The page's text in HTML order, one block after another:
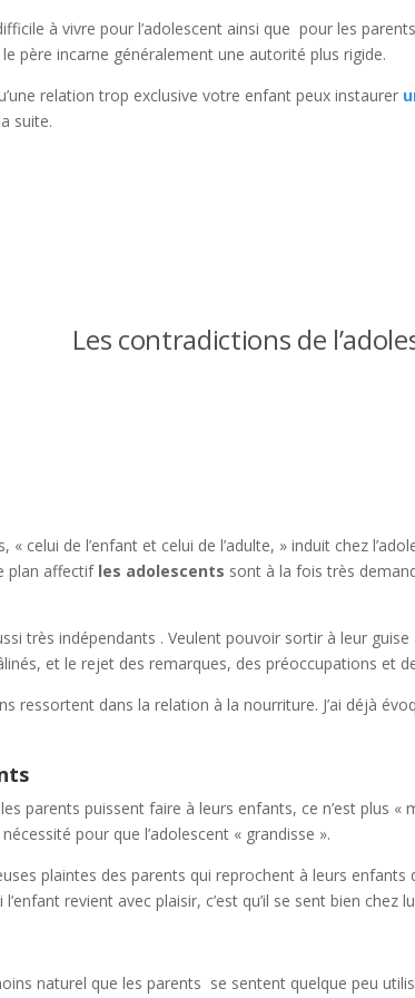
à vivre pour l’adolescent ainsi que pour les
père incarne généralement une autorité plus rigide.
relation trop exclusive votre enfant peux instaurer
suite.
Les contradictions de
« celui de l’enfant et celui de l’adulte, » induit chez
plan affectifles adolescents sont à la fois très
très indépendants . Veulent pouvoir sortir à leur
et le rejet des remarques, des préoccupations et
ressortent dans la relation à la nourriture. J’ai déjà
parents puissent faire à leurs enfants, ce n’est plus
pour que l’adolescent « grandisse ».
plaintes des parents qui reprochent à leurs
revient avec plaisir, c’est qu’il se sent bien chez
naturel que les parents se sentent quelque peu